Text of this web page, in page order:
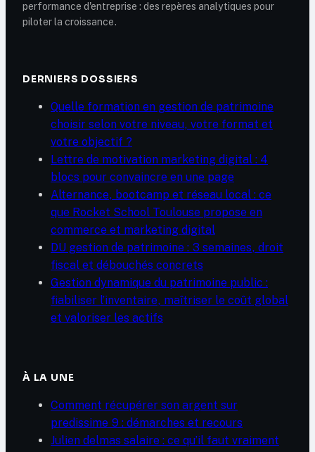
performance d'entreprise : des repères analytiques pour
piloter la croissance.
DERNIERS DOSSIERS
Quelle formation en gestion de patrimoine
choisir selon votre niveau, votre format et
votre objectif ?
Lettre de motivation marketing digital : 4
blocs pour convaincre en une page
Alternance, bootcamp et réseau local : ce
que Rocket School Toulouse propose en
commerce et marketing digital
DU gestion de patrimoine : 3 semaines, droit
fiscal et débouchés concrets
Gestion dynamique du patrimoine public :
fiabiliser l’inventaire, maîtriser le coût global
et valoriser les actifs
À LA UNE
Comment récupérer son argent sur
predissime 9 : démarches et recours
Julien delmas salaire : ce qu’il faut vraiment